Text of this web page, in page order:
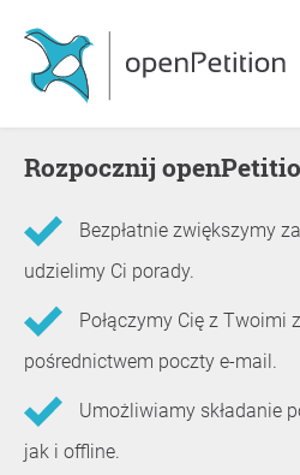
Rozpocznij
Bezpłatnie zwiększymy
udzielimy Ci porady.
Połączymy Cię z Twoimi
pośrednictwem poczty e-mail.
Umożliwiamy składanie
jak i offline.